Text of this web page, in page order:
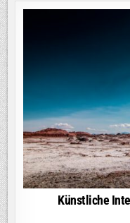
Künstliche